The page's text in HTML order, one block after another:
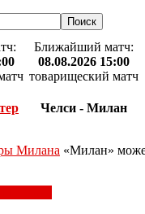
Ближайший матч:
08.08.2026 15:00
товарищеский матч
Челси - Милан
Милана «Милан»